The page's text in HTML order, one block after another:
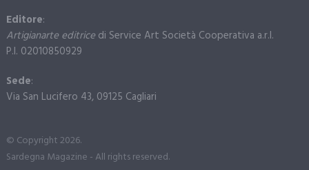
Editore:
Artigianarte editricedi Service Art Società Cooperativa a.r.l.
P.I. 02010850929
Sede:
Via San Lucifero 43, 09125 Cagliari
© Copyright 2026.
Sardegna Magazine - All rights reserved.